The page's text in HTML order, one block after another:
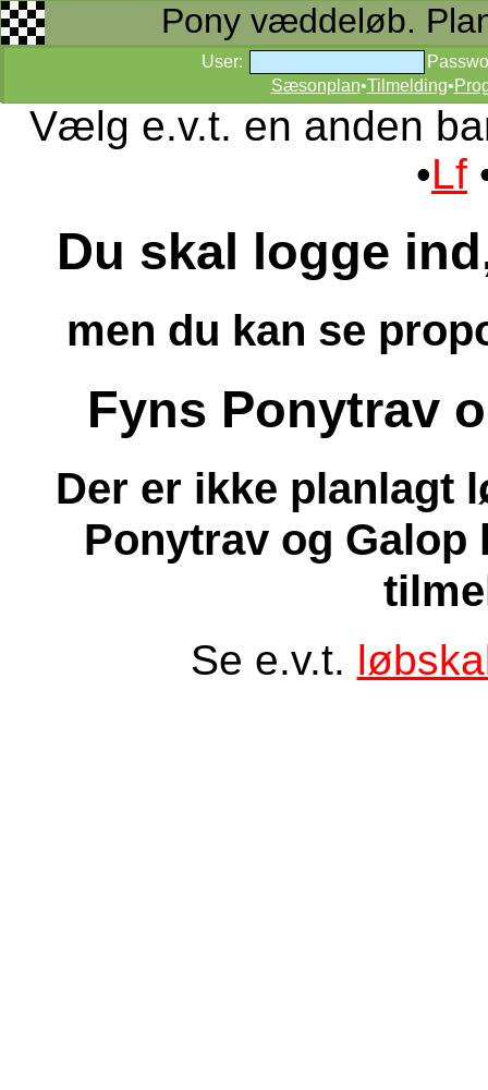
Pony væddeløb.
User:
Sæsonplan•Tilmelding•
Vælg e.v.t. en anden
•Lf
Du skal logge
men du kan se
Fyns Ponytrav
Der er ikke planlagt
Ponytrav og Galop
Se e.v.t.